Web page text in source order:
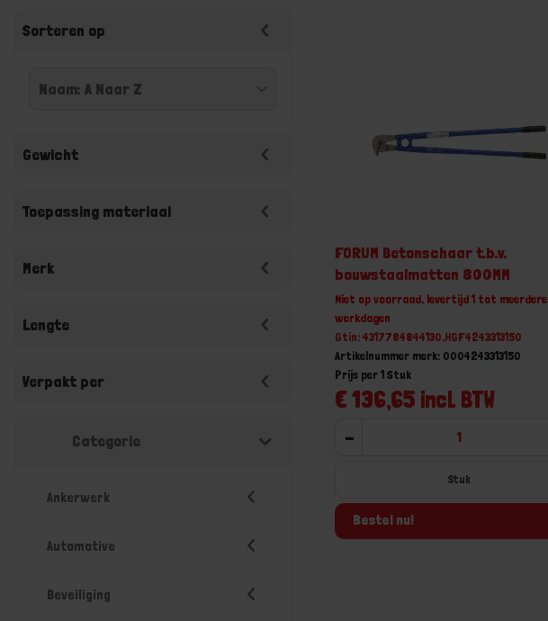
Sorteren op
Gewicht
Toepassing materiaal
Merk
Lengte
Verpakt per
Categorie
Ankerwerk
Automotive
Beveiliging
FORUM Betonschaar t.b.v.
bouwstaalmatten 800MM
Niet op voorraad, levertijd 1 tot meerdere
werkdagen
Gtin: 4317784844130,HGF4243313150
Artikelnummer merk: 0004243313150
€ 136,65 incl. BTW
Prijs per 1 Stuk
-
Stuk
Bestel nu!